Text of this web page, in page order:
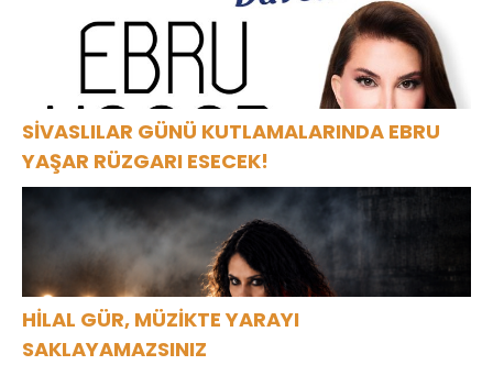
SİVASLILAR GÜNÜ KUTLAMALARINDA EBRU
YAŞAR RÜZGARI ESECEK!
HİLAL GÜR, MÜZİKTE YARAYI
SAKLAYAMAZSINIZ